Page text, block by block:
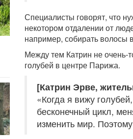
Специалисты говорят, что
некотором отдалении от
например, собирать волосы
Между тем Катрин не очень-
голубей в центре Парижа.
[Катрин Эрве,
«Когда я вижу
бесконечный цикл,
изменить мир.